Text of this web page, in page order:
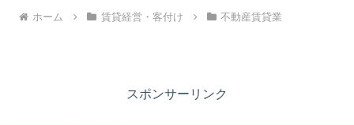
ホーム 賃貸経営・客付け 不動産賃貸業
スポンサーリンク